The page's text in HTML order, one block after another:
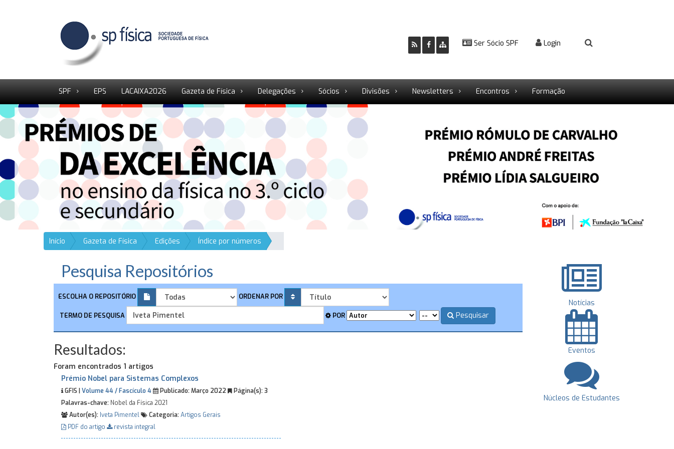
Ser Sócio SPF Login
SPF EPS LACAIXA2026 Gazeta de Física Delegações Sócios Divisões Newsletters Encontros Formação
Início Gazeta de Física Edições Índice por números
Pesquisa Repositórios
ESCOLHA O REPOSITÓRIO ORDENAR POR
TERMO DE PESQUISA POR Pesquisar
Resultados:
Foram encontrados 1 artigos
Prémio Nobel para Sistemas Complexos
GFIS | Volume 44 / Fascículo 4 Publicado:Março 2022 Página(s):3
Palavras-chave: Nobel da Física 2021
Autor(es): Iveta Pimentel Categoria:Artigos Gerais
PDF do artigo
revista integral
Notícias
Eventos
Núcleos de Estudantes